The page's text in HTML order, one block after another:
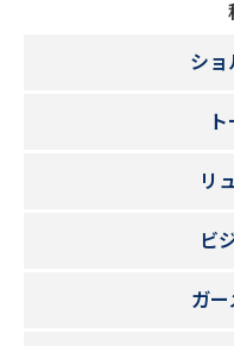
ショ
リ
ビ
ガー